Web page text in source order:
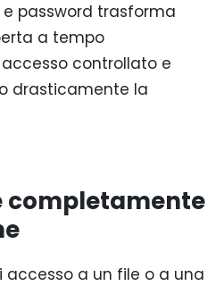
password trasforma
a tempo
controllato e
drasticamente la
completamente
accesso a un file o a una